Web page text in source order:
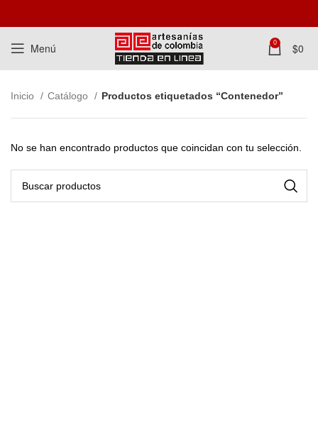
Menú 0 $0
Inicio Catálogo Productos etiquetados “Contenedor”
No se han encontrado productos que coincidan con tu selección.